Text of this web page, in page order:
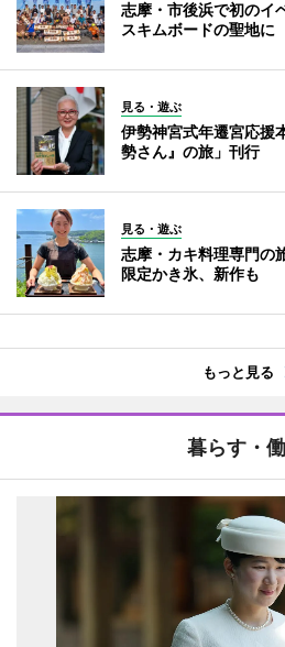
志摩・市後浜で初の
スキムボードの聖地に
見る・遊ぶ
伊勢神宮式年遷宮応
勢さん』の旅」刊行
見る・遊ぶ
志摩・カキ料理専門の
限定かき氷、新作も
もっと見る
暮らす・